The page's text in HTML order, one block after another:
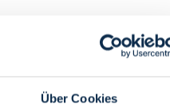
Über Cookies